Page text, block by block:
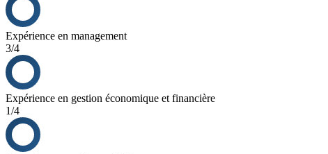
Expérience en management
3/4
Expérience en gestion économique et financière
1/4